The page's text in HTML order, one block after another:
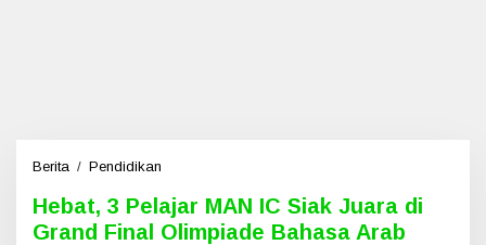
Berita / Pendidikan
b
a
Hebat, 3 Pelajar MAN IC Siak Juara di
Grand Final Olimpiade Bahasa Arab